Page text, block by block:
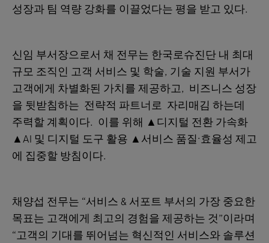
성장과 팀 역량 강화를 이끌었다는 평을 받고 있다.
신임 부서장으로서 채 전무는 한국로슈진단 내 최대
규모 조직인 고객 서비스 및 학술, 기술 지원 부서가
고객에게 차별화된 가치를 제공하고, 비즈니스 성장
을 뒷받침하는 전략적 파트너로 자리매김 하는데
주력할 계획이다. 이를 위해 ▲디지털 전환 가속화
▲AI 및 디지털 도구 활용 ▲서비스 품질·효율성 제고
에 집중할 방침이다.
채양섭 전무는 “서비스 & 서포트 부서의 가장 중요한
목표는 고객에게 최고의 경험을 제공하는 것”이라며
“고객의 기대를 뛰어넘는 혁신적인 서비스와 솔루션